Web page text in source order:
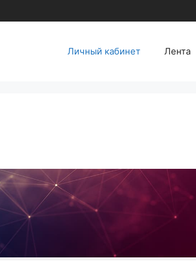
Личный кабинет Лента